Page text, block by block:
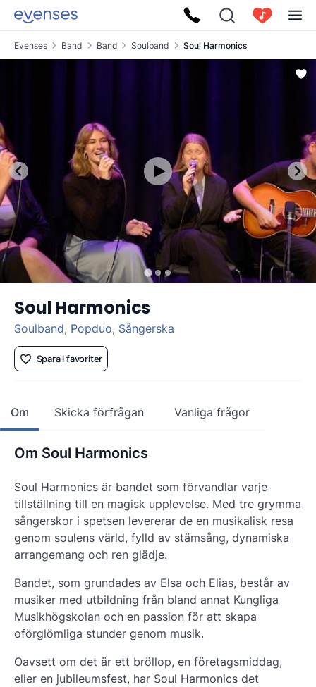
Evenses Band Band Soulband Soul Harmonics
Soul Harmonics
Soulband, Popduo, Sångerska
Spara i favoriter
Om Skicka förfrågan Vanliga frågor
Om Soul Harmonics
Soul Harmonics är bandet som förvandlar varje
tillställning till en magisk upplevelse. Med tre grymma
sångerskor i spetsen levererar de en musikalisk resa
genom soulens värld, fylld av stämsång, dynamiska
arrangemang och ren glädje.
Bandet, som grundades av Elsa och Elias, består av
musiker med utbildning från bland annat Kungliga
Musikhögskolan och en passion för att skapa
oförglömliga stunder genom musik.
Oavsett om det är ett bröllop, en företagsmiddag,
eller en jubileumsfest, har Soul Harmonics det